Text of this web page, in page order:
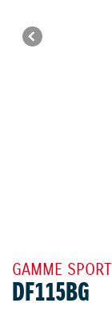
GAMME SPORT
DF115BG